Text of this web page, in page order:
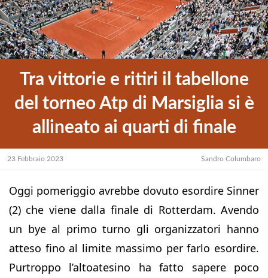
Tra vittorie e ritiri il tabellone
del torneo Atp di Marsiglia si è
allineato ai quarti di finale
23 Febbraio 2023 Sandro Columbaro
Oggi pomeriggio avrebbe dovuto esordire Sinner
(2) che viene dalla finale di Rotterdam. Avendo
un bye al primo turno gli organizzatori hanno
atteso fino al limite massimo per farlo esordire.
Purtroppo l’altoatesino ha fatto sapere poco